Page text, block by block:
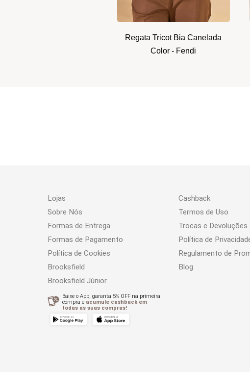
Regata Tricot Bia Canelada
Color - Fendi
Lojas
Cashback
Sobre Nós
Termos de Uso
Formas de Entrega
Trocas e Devoluções
Formas de Pagamento
Política de
Política de Cookies
Regulamento de
Brooksfield
Blog
Brooksfield Júnior
Baixe o App, garanta 5% OFF na primeira
compra e acumule cashback em
todas as suas compras!